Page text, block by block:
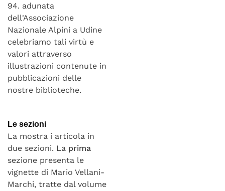
94. adunata
dell'Associazione
Nazionale Alpini a Udine
celebriamo tali virtù e
valori attraverso
illustrazioni contenute in
pubblicazioni delle
nostre biblioteche.
Le sezioni
La mostra i articola in
due sezioni. La prima
sezione presenta le
vignette di Mario Vellani-
Marchi, tratte dal volume